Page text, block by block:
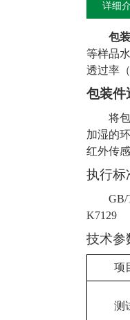
详细
包
等样品
透过率
包装件
将
加湿的
红外传
执行标
GB/
K7129
技术参
项
测